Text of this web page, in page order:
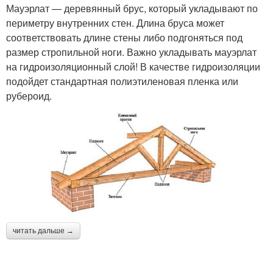
Мауэрлат — деревянный брус, который укладывают по
периметру внутренних стен. Длина бруса может
соответствовать длине стены либо подгоняться под
размер стропильной ноги. Важно укладывать мауэрлат
на гидроизоляционный слой! В качестве гидроизоляции
подойдет стандартная полиэтиленовая пленка или
рубероид.
читать дальше →